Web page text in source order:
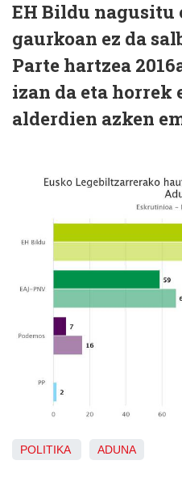
EH Bildu nagusitu
gaurkoan ez da
Parte hartzea
izan da eta horrek
alderdien azken
POLITIKA ADUNA